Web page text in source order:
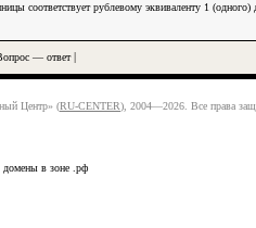
соответствует рублевому эквиваленту 1
— ответ|
Центр» (RU-CENTER), 2004—2026. Все права
домены в зоне .рф